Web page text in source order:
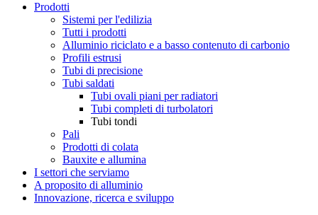
Prodotti
Sistemi per l'edilizia
Tutti i prodotti
Alluminio riciclato e a basso contenuto di carbonio
Profili estrusi
Tubi di precisione
Tubi saldati
Tubi ovali piani per radiatori
Tubi completi di turbolatori
Tubi tondi
Pali
Prodotti di colata
Bauxite e allumina
I settori che serviamo
A proposito di alluminio
Innovazione, ricerca e sviluppo